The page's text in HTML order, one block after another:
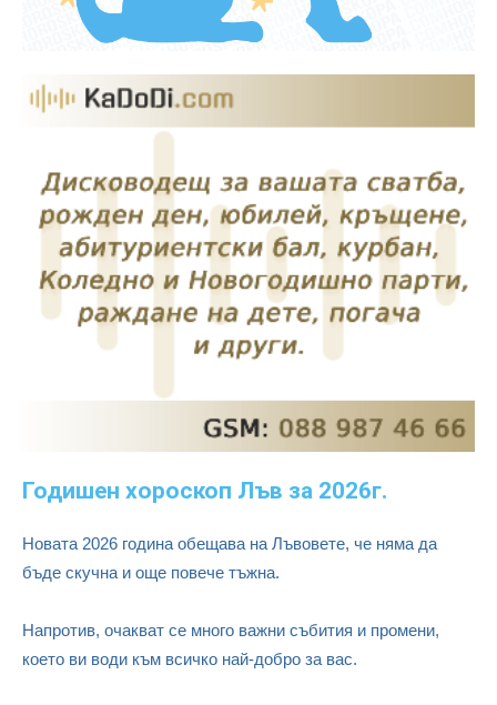
Годишен хороскоп Лъв за 2026г.
Новата 2026 година обещава на Лъвовете, че няма да
бъде скучна и още повече тъжна.
Напротив, очакват се много важни събития и промени,
което ви води към всичко най-добро за вас.